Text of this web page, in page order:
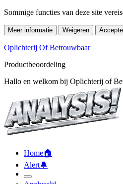
Sommige functies van deze site
Meer informatie Weigeren
Oplichterij Of Betrouwbaar
Productbeoordeling
Hallo en welkom bij Oplichterij of
Home🏠︎
Alert🔔︎